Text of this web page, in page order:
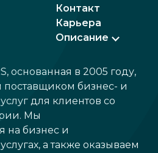
Контакт
Карьера
Описание
основанная в 2005 году,
бизнес- и
для клиентов со
Мы
на бизнес и
а также оказываем